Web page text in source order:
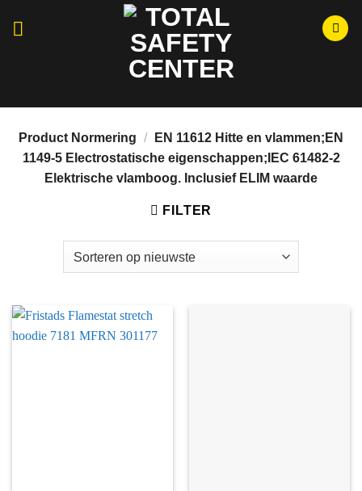
Momenteel hebben wij aangepaste openingstijden i.v.m.
Product Normering /
EN 11612 Hitte en vlammen;EN
1149-5 Electrostatische eigenschappen;IEC 61482-2
Elektrische vlamboog. Inclusief ELIM waarde
FILTER